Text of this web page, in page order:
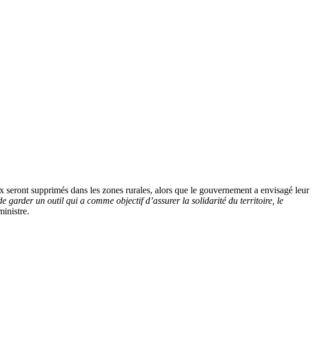
seront supprimés dans les zones rurales, alors que le gouvernement a envisagé leur
garder un outil qui a comme objectif d’assurer la solidarité du territoire, le